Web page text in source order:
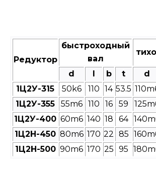
Редуктор
быстроходный
вал
d l b t d
1Ц2У-315
50k6 110 14 53.5
1Ц2У-355
55m6 110 16 59
1Ц2У-400 60m6 140 18 64
1Ц2Н-450 80m6 170 22 85
1Ц2Н-500 90m6 170 25 95